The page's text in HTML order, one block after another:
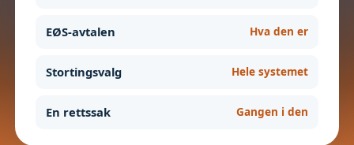
EØS-avtalen Hva den er
Stortingsvalg Hele systemet
En rettssak Gangen i den